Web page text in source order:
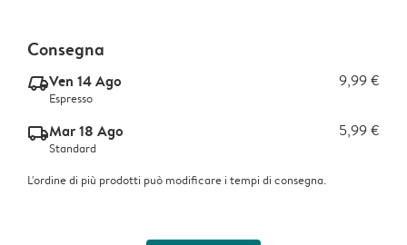
Consegna
delivery_express_v2Ven 14 Ago 9,99 €
Espresso
delivery_standard_v2Mar 18 Ago 5,99 €
Standard
L'ordine di più prodotti può modificare i tempi di consegna.